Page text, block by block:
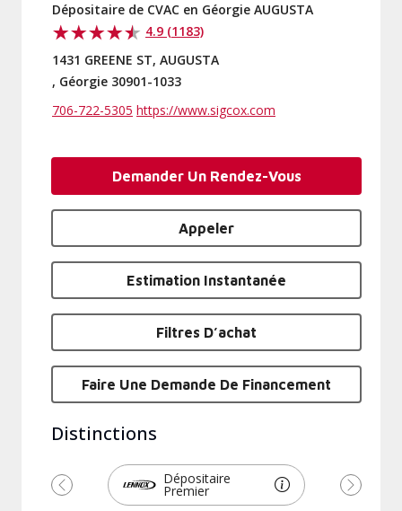
Dépositaire de CVAC en Géorgie AUGUSTA
4.9 (1183)
1431 GREENE ST, AUGUSTA
, Géorgie 30901-1033
706-722-5305 https://www.sigcox.com
Demander Un Rendez-Vous
Appeler
Estimation Instantanée
Filtres D’achat
Faire Une Demande De Financement
Distinctions
Dépositaire
Premier
Précédent Suivant